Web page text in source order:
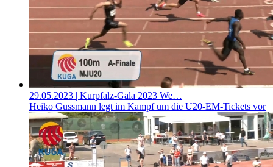
29.05.2023 | Kurpfalz-Gala 2023 We…
Heiko Gussmann legt im Kampf um die U20-EM-Tickets vor